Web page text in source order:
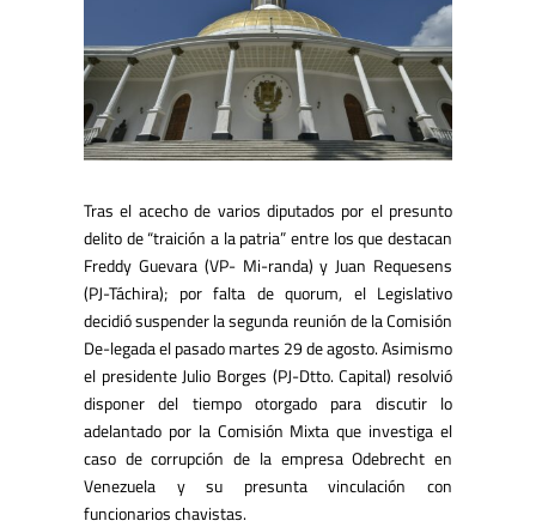
Tras el acecho de varios diputados por el presunto
delito de “traición a la patria” entre los que destacan
Freddy Guevara (VP- Mi-randa) y Juan Requesens
(PJ-Táchira); por falta de quorum, el Legislativo
decidió suspender la segunda reunión de la Comisión
De-legada el pasado martes 29 de agosto. Asimismo
el presidente Julio Borges (PJ-Dtto. Capital) resolvió
disponer del tiempo otorgado para discutir lo
adelantado por la Comisión Mixta que investiga el
caso de corrupción de la empresa Odebrecht en
Venezuela y su presunta vinculación con
funcionarios chavistas.